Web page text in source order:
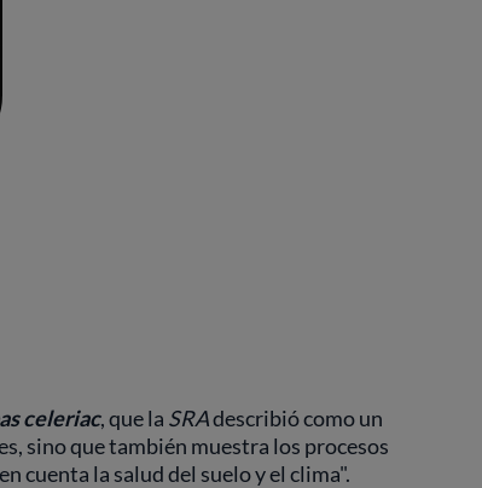
celeriac, que la SRAdescribió como un
sino que también muestra los procesos
cuenta la salud del suelo y el clima".